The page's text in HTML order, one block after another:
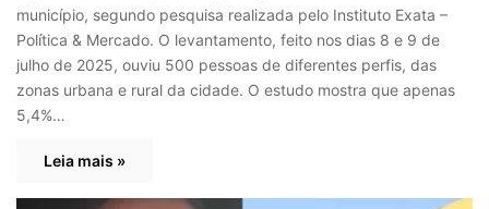
município, segundo pesquisa realizada pelo Instituto Exata –
Política & Mercado. O levantamento, feito nos dias 8 e 9 de
julho de 2025, ouviu 500 pessoas de diferentes perfis, das
zonas urbana e rural da cidade. O estudo mostra que apenas
5,4%…
Leia mais »